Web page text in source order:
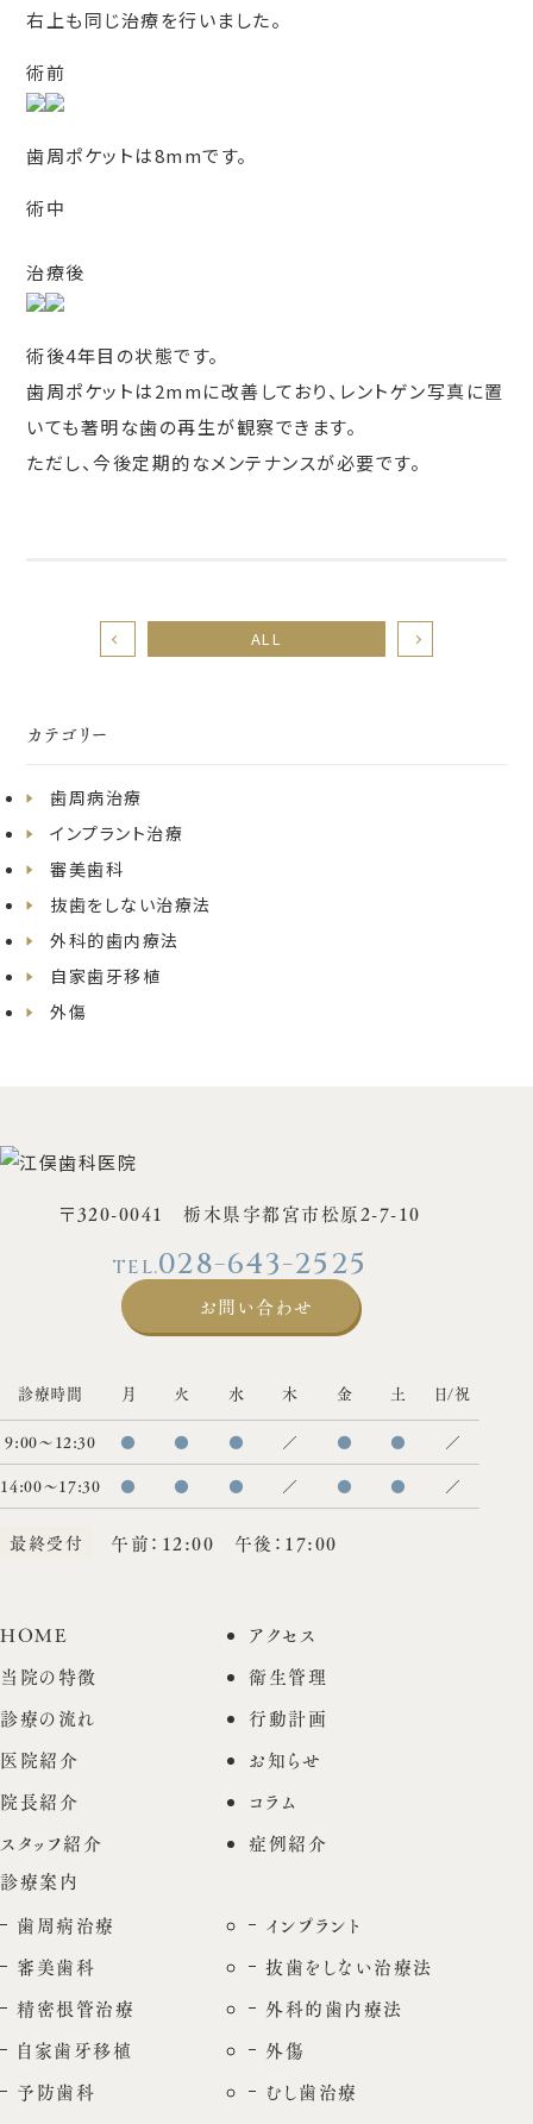
カテゴリー
歯周病治療
インプラント治療
審美歯科
抜歯をしない治療法
外科的歯内療法
自家歯牙移植
外傷
右上も同じ治療を行いました。
術前
歯周ポケットは8mmです。
術中
治療後
術後4年目の状態です。
歯周ポケットは2mmに改善しており、レントゲン写真に置
いても著明な歯の再生が観察できます。
ただし、今後定期的なメンテナンスが必要です。
ALL
〒320-0041 栃木県宇都宮市松原2-7-10
028-643-2525
お問い合わせ
診療時間 月 火 水 木 金 土
日/祝
9:00〜12:30
● ● ● ／ ● ●
／
14:00〜17:30
● ● ● ／ ● ● ／
最終受付 午前：12:00 午後：17:00
HOME
当院の特徴
診療の流れ
医院紹介
院長紹介
スタッフ紹介
アクセス
衛生管理
行動計画
お知らせ
コラム
症例紹介
診療案内
歯周病治療
審美歯科
精密根管治療
自家歯牙移植
予防歯科
インプラント
抜歯をしない治療法
外科的歯内療法
外傷
むし歯治療